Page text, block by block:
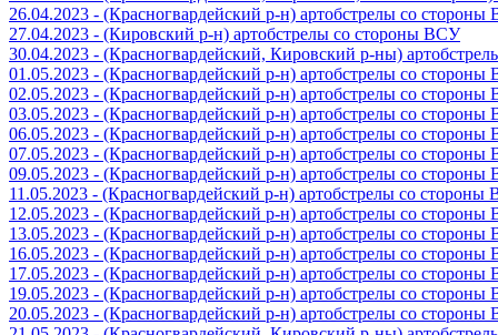
26.04.2023 - (Красногвардейский р-н) артобстрелы со
27.04.2023 - (Кировский р-н) артобстрелы со стороны ВСУ
30.04.2023 - (Красногвардейский, Кировский р-ны)
01.05.2023 - (Красногвардейский р-н) артобстрелы со
02.05.2023 - (Красногвардейский р-н) артобстрелы со
03.05.2023 - (Красногвардейский р-н) артобстрелы со
06.05.2023 - (Красногвардейский р-н) артобстрелы со
07.05.2023 - (Красногвардейский р-н) артобстрелы со
09.05.2023 - (Красногвардейский р-н) артобстрелы со
11.05.2023 - (Красногвардейский р-н) артобстрелы со стороны
12.05.2023 - (Красногвардейский р-н) артобстрелы со
13.05.2023 - (Красногвардейский р-н) артобстрелы со
16.05.2023 - (Красногвардейский р-н) артобстрелы со
17.05.2023 - (Красногвардейский р-н) артобстрелы со
19.05.2023 - (Красногвардейский р-н) артобстрелы со
20.05.2023 - (Красногвардейский р-н) артобстрелы со